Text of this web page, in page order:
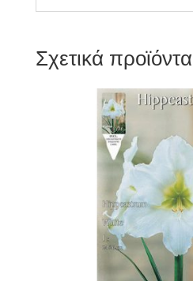
Σχετικά προϊόντα